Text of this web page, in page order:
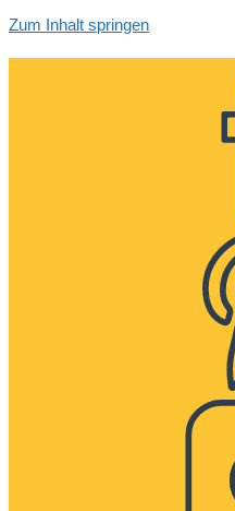
Zum Inhalt springen